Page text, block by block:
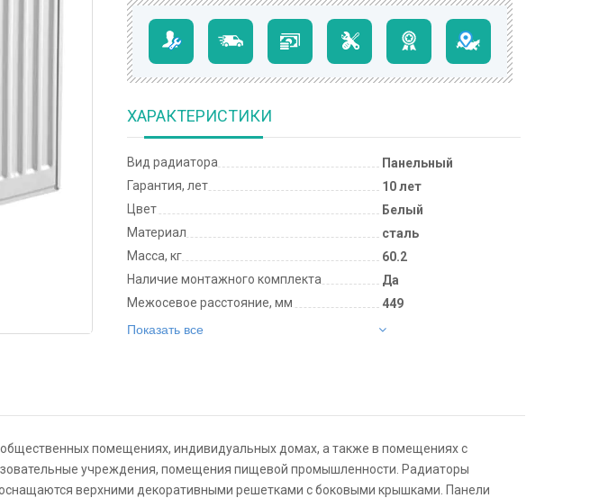
ХАРАКТЕРИСТИКИ
Вид радиатора
Панельный
Гарантия, лет
10 лет
Цвет
Белый
Материал
сталь
Масса, кг
60.2
Наличие монтажного комплекта
Да
Межосевое расстояние, мм
449
Показать все
помещениях, индивидуальных домах, а также в помещениях с
учреждения, помещения пищевой промышленности. Радиаторы
верхними декоративными решетками с боковыми крышками. Панели